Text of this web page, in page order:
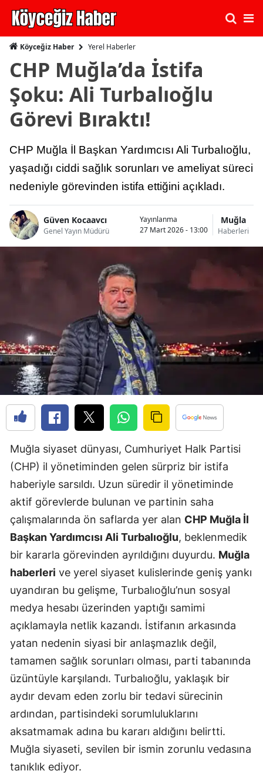
Köyceğiz Haber Yerel Haberler
CHP Muğla’da İstifa
Şoku: Ali Turbalıoğlu
Görevi Bıraktı!
CHP Muğla İl Başkan Yardımcısı Ali Turbalıoğlu,
yaşadığı ciddi sağlık sorunları ve ameliyat süreci
nedeniyle görevinden istifa ettiğini açıkladı.
Güven Kocaavcı
Genel Yayın Müdürü
Yayınlanma
27 Mart 2026 - 13:00
Muğla
Haberleri
Muğla siyaset dünyası, Cumhuriyet Halk Partisi
(CHP) il yönetiminden gelen sürpriz bir istifa
haberiyle sarsıldı. Uzun süredir il yönetiminde
aktif görevlerde bulunan ve partinin saha
çalışmalarında ön saflarda yer alan CHP Muğla İl
Başkan Yardımcısı Ali Turbalıoğlu, beklenmedik
bir kararla görevinden ayrıldığını duyurdu. Muğla
haberleri ve yerel siyaset kulislerinde geniş yankı
uyandıran bu gelişme, Turbalıoğlu’nun sosyal
medya hesabı üzerinden yaptığı samimi
açıklamayla netlik kazandı. İstifanın arkasında
yatan nedenin siyasi bir anlaşmazlık değil,
tamamen sağlık sorunları olması, parti tabanında
üzüntüyle karşılandı. Turbalıoğlu, yaklaşık bir
aydır devam eden zorlu bir tedavi sürecinin
ardından, partisindeki sorumluluklarını
aksatmamak adına bu kararı aldığını belirtti.
Muğla siyaseti, sevilen bir ismin zorunlu vedasına
tanıklık ediyor.